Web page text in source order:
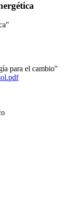
para el cambio"